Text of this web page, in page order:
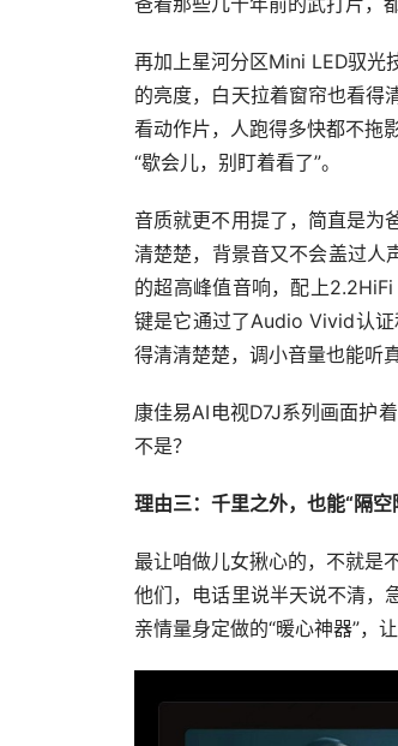
再加上星河分区Mini LED驭光
的亮度，白天拉着窗帘也看得
看动作片，人跑得多快都不拖
“歇会儿，别盯着看了”。
音质就更不用提了，简直是为
清楚楚，背景音又不会盖过人
的超高峰值音响，配上
键是它通过了Audio Vivid认
得清清楚楚，调小音量也能听
康佳易AI电视D7J系列画面护
不是？
理由三：千里之外，也能“隔空
最让咱做儿女揪心的，不就是
他们，电话里说半天说不清，
亲情量身定做的“暖心神器”，